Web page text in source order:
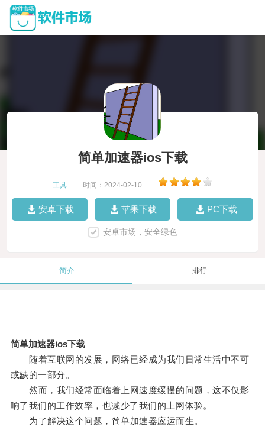
简单加速器ios下载
工具 时间：2024-02-10
安卓下载 苹果下载 PC下载
安卓市场，安全绿色
简介 排行
简单加速器ios下载
随着互联网的发展，网络已经成为我们日常生活中不可
或缺的一部分。
然而，我们经常面临着上网速度缓慢的问题，这不仅影
响了我们的工作效率，也减少了我们的上网体验。
为了解决这个问题，简单加速器应运而生。